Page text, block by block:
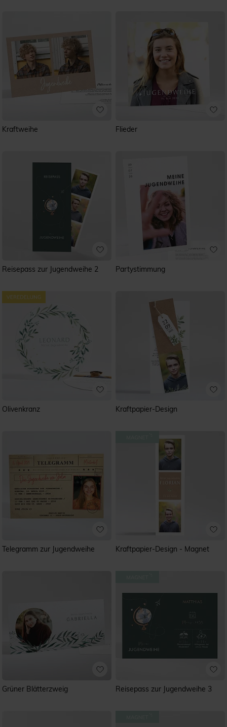
Kraftweihe Flieder
Reisepass zur Jugendweihe 2 Partystimmung
Olivenkranz Kraftpapier-Design
Telegramm zur Jugendweihe Kraftpapier-Design - Magnet
Grüner Blätterzweig Reisepass zur Jugendweihe 3